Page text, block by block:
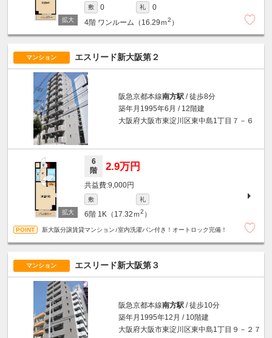
敷 0 礼
0
4階 ワンルーム（16.29ｍ2 ）
マンション エスリード新大阪第２
阪急京都本線南方駅 / 徒歩8分
築年月1995年6月 / 12階建
大阪府大阪市東淀川区東中島1丁目７－６
6
階
2.9万円
9,000円
敷 礼
6階 1K（17.32ｍ2 ）
新大阪分譲賃貸マンション♪室内洗濯パン付き！オートロック完備！
マンション エスリード新大阪第３
阪急京都本線南方駅 / 徒歩10分
築年月1995年12月 / 10階建
大阪府大阪市東淀川区東中島1丁目９－２７